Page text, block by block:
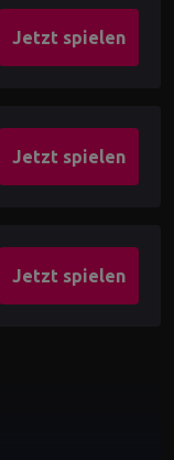
Jetzt spielen
Jetzt spielen
Jetzt spielen